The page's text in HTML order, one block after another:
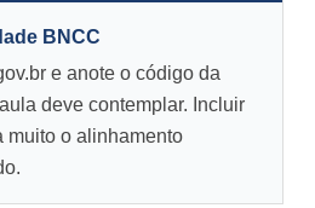
BNCC
e anote o código da
deve contemplar. Incluir
muito o alinhamento